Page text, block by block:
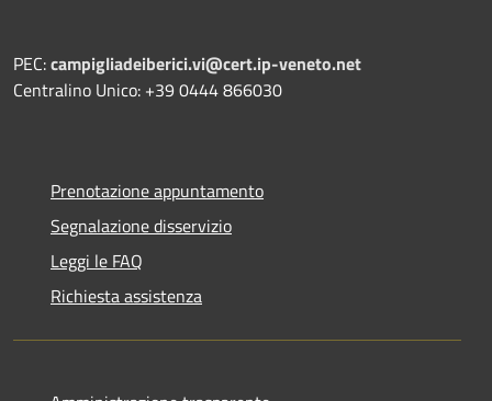
PEC:campigliadeiberici.vi@cert.ip-veneto.net
Centralino Unico: +39 0444 866030
Prenotazione appuntamento
Segnalazione disservizio
Leggi le FAQ
Richiesta assistenza